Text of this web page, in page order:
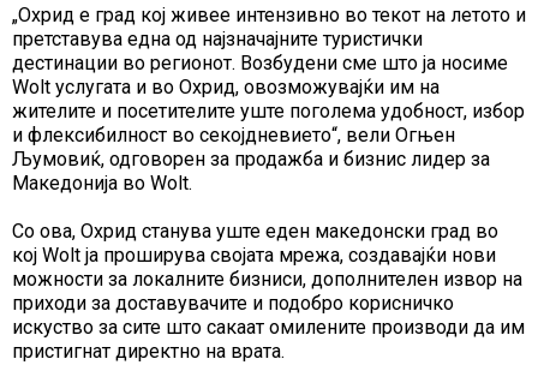
„Охрид е град кој живее интензивно во текот на летото и
претставува една од најзначајните туристички
дестинации во регионот. Возбудени сме што ја носиме
Wolt услугата и во Охрид, овозможувајќи им на
жителите и посетителите уште поголема удобност, избор
и флексибилност во секојдневието“, вели Огњен
Љумовиќ, одговорен за продажба и бизнис лидер за
Македонија во Wolt.
Со ова, Охрид станува уште еден македонски град во
кој Wolt ја проширува својата мрежа, создавајќи нови
можности за локалните бизниси, дополнителен извор на
приходи за доставувачите и подобро корисничко
искуство за сите што сакаат омилените производи да им
пристигнат директно на врата.